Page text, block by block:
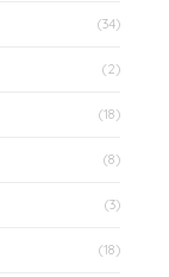
(34)
(2)
(18)
(8)
(3)
(18)